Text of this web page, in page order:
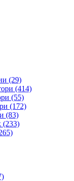
(29)
(414)
(55)
(172)
(83)
(233)